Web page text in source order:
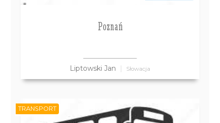
Poznań
Liptowski Jan Słowacja
TRANSPORT